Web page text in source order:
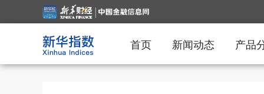
首页 新闻动态 产品